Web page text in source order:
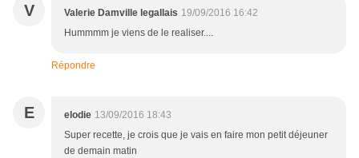
V Valerie Damville legallais 19/09/2016 16:42
Hummmm je viens de le realiser....
Répondre
E elodie 13/09/2016 18:43
Super recette, je crois que je vais en faire mon petit déjeuner
de demain matin